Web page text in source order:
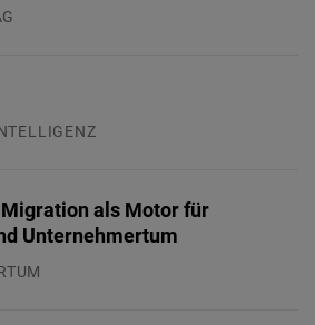
als Motor für
Unternehmertum